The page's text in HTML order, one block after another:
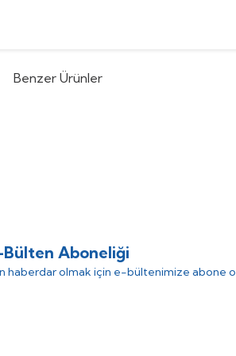
Benzer Ürünler
Bülten Aboneliği
haberdar olmak için e-bültenimize abone